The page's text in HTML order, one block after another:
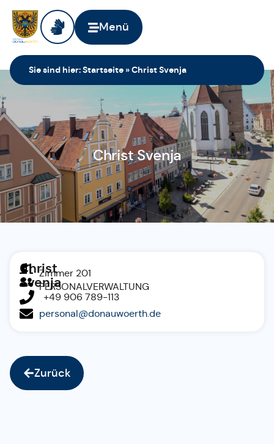
Menü
Sie sind hier:Startseite »Christ Svenja
Christ Svenja
Christ
Svenja
Zimmer 201
PERSONALVERWALTUNG
+49 906 789-113
personal@donauwoerth.de
Zurück